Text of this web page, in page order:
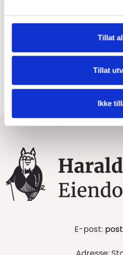
Tillat
Tillat
Ikke
E-post: